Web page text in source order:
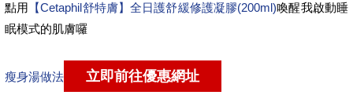
點用 【Cetaphil舒特膚】全日護舒緩修護凝膠(200ml)喚醒我啟動睡
眠模式的肌膚囉
瘦身湯做法